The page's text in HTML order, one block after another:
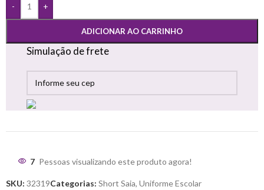
- +
ADICIONAR AO CARRINHO
Simulação de frete
7 Pessoas visualizando este produto agora!
SKU: 32319Categorias: Short Saia, Uniforme Escolar